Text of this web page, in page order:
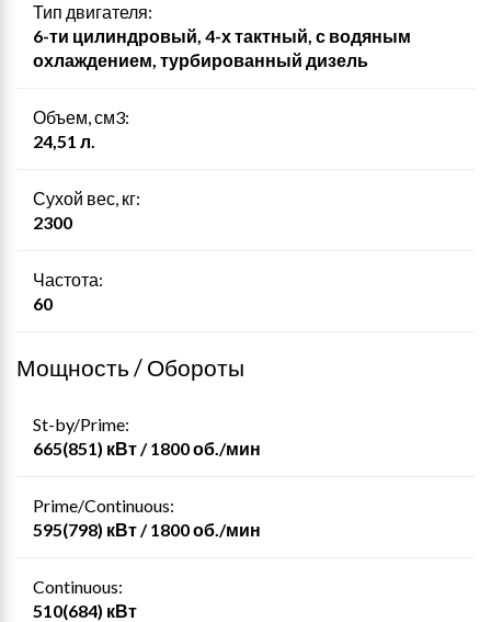
Тип двигателя:
6-ти цилиндровый, 4-х тактный, с водяным
охлаждением, турбированный дизель
Объем, см3:
24,51 л.
Сухой вес, кг:
2300
Частота:
60
Мощность / Обороты
St-by/Prime:
665(851) кВт / 1800 об./мин
Prime/Continuous:
595(798) кВт / 1800 об./мин
Continuous:
510(684) кВт